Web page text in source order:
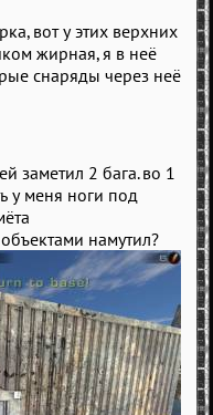
вот у этих верхних
жирная, я в неё
снаряды через неё
заметил 2 бага. во 1
у меня ноги под
намутил?